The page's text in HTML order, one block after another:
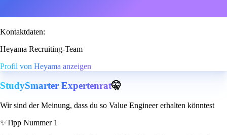
Kontaktdaten:
Heyama Recruiting-Team
Profil von Heyama anzeigen
StudySmarter Expertenrat🤫
Wir sind der Meinung, dass du so Value Engineer erhalten könntest
✨Tipp Nummer 1